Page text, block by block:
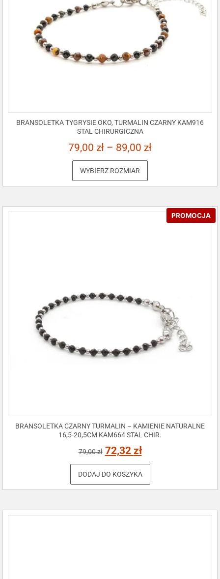
BRANSOLETKA TYGRYSIE OKO, TURMALIN CZARNY KAM916
STAL CHIRURGICZNA
79,00 zł – 89,00 zł
WYBIERZ ROZMIAR
PROMOCJA
BRANSOLETKA CZARNY TURMALIN – KAMIENIE NATURALNE
16,5-20,5CM KAM664 STAL CHIR.
79,00zł 72,32 zł
DODAJ DO KOSZYKA